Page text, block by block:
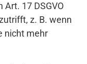
17 DSGVO
z. B. wenn
nicht mehr